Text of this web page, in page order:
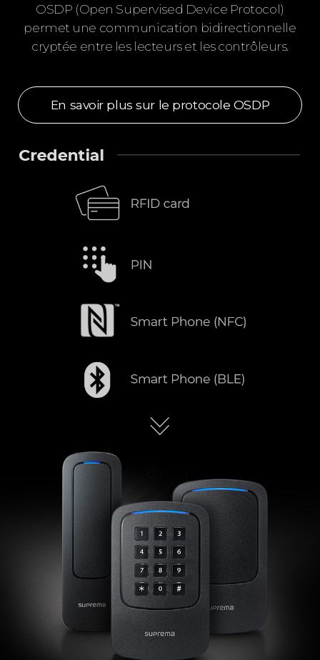
OSDP (Open Supervised Device Protocol)
permet une communication bidirectionnelle
cryptée entre les lecteurs et les contrôleurs.
En savoir plus sur le protocole OSDP